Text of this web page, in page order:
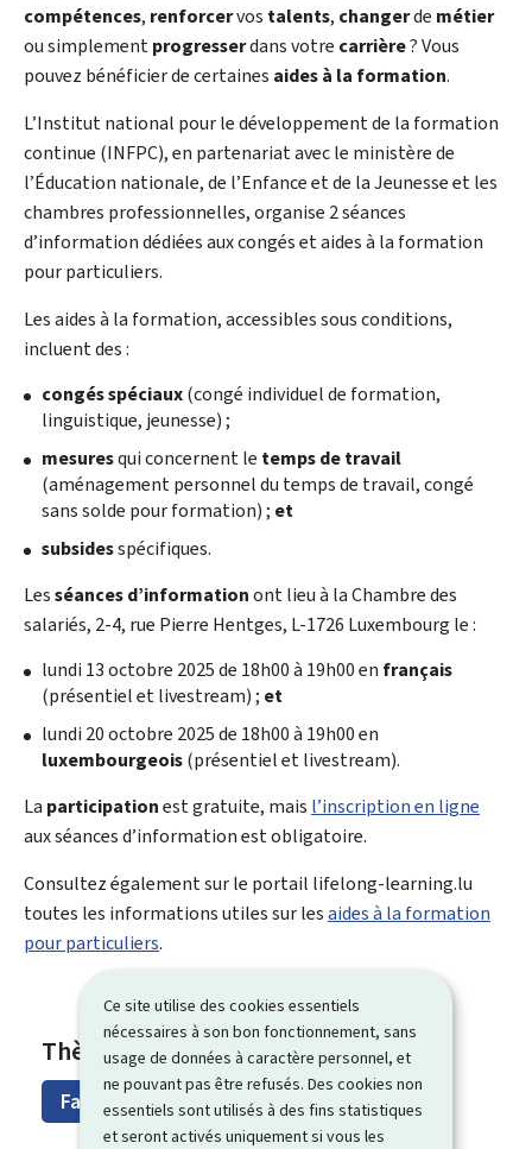
Ce site utilise des cookies essentiels
nécessaires à son bon fonctionnement, sans
usage de données à caractère personnel, et
ne pouvant pas être refusés. Des cookies non
essentiels sont utilisés à des fins statistiques
et seront activés uniquement si vous les
compétences, renforcervos talents, changerde métier
ou simplementprogresserdans votre carrière? Vous
pouvez bénéficier de certaines aides à la formation.
L’Institut national pour le développement de la formation
continue (INFPC), en partenariat avec le ministère de
l’Éducation nationale, de l’Enfance et de la Jeunesse et les
chambres professionnelles, organise 2 séances
d’information dédiées aux congés et aides à la formation
pour particuliers.
Les aides à la formation, accessibles sous conditions,
incluent des :
congés spéciaux(congé individuel de formation,
linguistique, jeunesse) ;
mesuresqui concernent le temps de travail
(aménagement personnel du temps de travail, congé
sans solde pour formation) ; et
subsidesspécifiques.
Lesséances d’informationont lieu à la Chambre des
salariés, 2-4, rue Pierre Hentges, L-1726 Luxembourg le :
lundi 13 octobre 2025 de 18h00 à 19h00 en français
(présentiel et livestream) ; et
lundi 20 octobre 2025 de 18h00 à 19h00 en
luxembourgeois(présentiel et livestream).
La participationest gratuite, mais l’inscription en ligne
aux séances d’information est obligatoire.
Consultez également sur le portail lifelong-learning.lu
toutes les informations utiles sur lesaides à la formation
pour particuliers.
Thèmes
Famille & Éducation